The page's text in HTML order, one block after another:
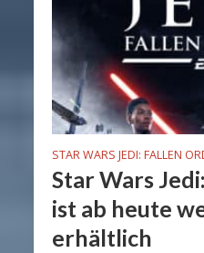
STAR WARS JEDI: FALLEN
Star Wars
ist ab heute
erhältlich